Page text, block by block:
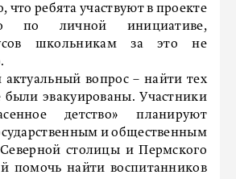
что ребята участвуют в проекте
по личной инициативе,
школьникам за это не
вопрос – найти тех
были эвакуированы. Участники
детство» планируют
и общественным
столицы и Пермского
помочь найти воспитанников